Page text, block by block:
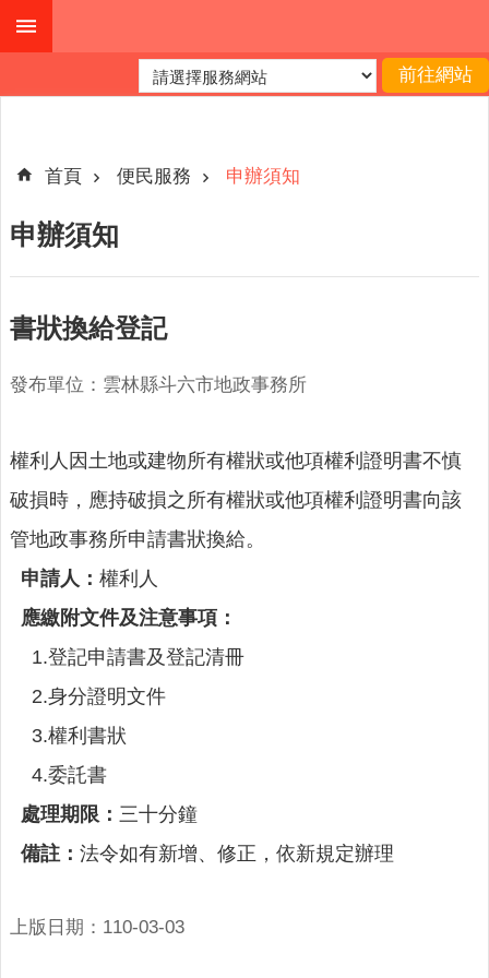
跳到主要內容區塊
階
公
布
關
於
我
查
詢
系
統
便
民
務
資
訊
開
民
意
相
首頁 便民服務 申辦須知
申辦須知
書狀換給登記
發布單位：雲林縣斗六市地政事務所
權利人因土地或建物所有權狀或他項權利證明書不慎
破損時，應持破損之所有權狀或他項權利證明書向該
管地政事務所申請書狀換給。
申請人： 權利人
應繳附文件及注意事項：
1.登記申請書及登記清冊
2.身分證明文件
3.權利書狀
4.委託書
處理期限： 三十分鐘
備註： 法令如有新增、修正，依新規定辦理
上版日期：110-03-03